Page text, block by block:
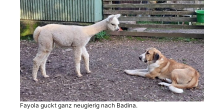
Fayola guckt ganz neugierig nach Badina.